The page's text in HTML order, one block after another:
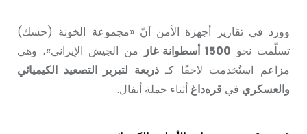
وورد في تقارير أجهزة الأمن أنّ «مجموعة الخونة (حسك)
تسلّمت نحو 1500 أسطوانة غاز
من الجيش الإيراني»، وهي
مزاعم استُخدمت لاحقًا كـذريعة لتبرير التصعيد الكيميائي
والعسكري في قره‌داغ أثناء حملة أنفال.